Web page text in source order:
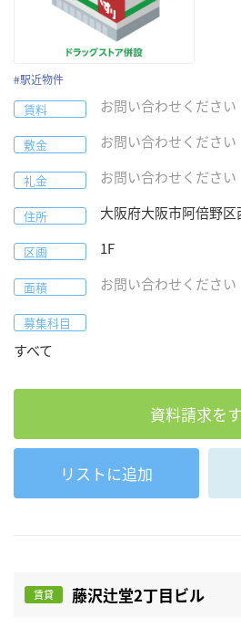
#駅近物件
賃料 お問い合わせください
敷金 お問い合わせください
礼金 お問い合わせください
住所 大阪府大阪市阿倍野区
区画 1F
面積 お問い合わせください
募集科目
すべて
資料請求を
リストに追加
賃貸 藤沢辻堂2丁目ビル